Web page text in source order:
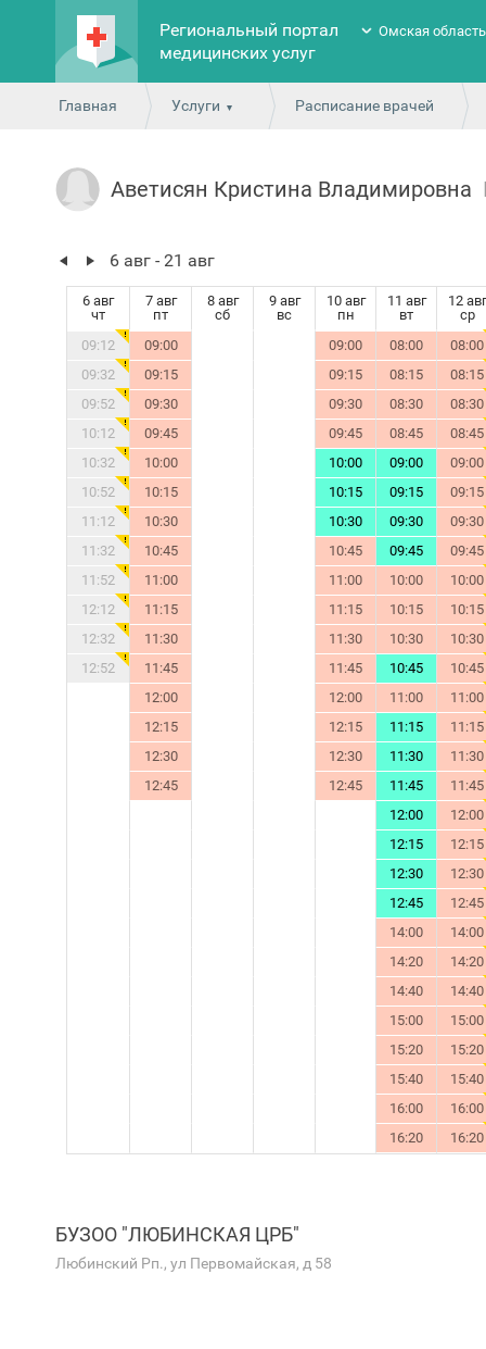
Региональный портал
медицинских услуг
Омская область
Главная Услуги Расписание врачей
Аветисян Кристина Владимировна
6 авг - 21 авг
6 авг
чт
7 авг
пт
8 авг
сб
9 авг
вс
10 авг
пн
11 авг
вт
12 авг
ср
09:12
09:00 09:00 08:00
08:00
09:32
09:15 09:15 08:15
08:15
09:52
09:30 09:30 08:30
08:30
10:12
09:45 09:45 08:45
08:45
10:32
10:00 10:00 09:00
09:00
10:52
10:15 10:15 09:15
09:15
11:12
10:30 10:30 09:30
09:30
11:32
10:45 10:45 09:45
09:45
11:52
11:00 11:00 10:00
10:00
12:12
11:15 11:15 10:15
10:15
12:32
11:30 11:30 10:30
10:30
12:52
11:45 11:45 10:45
10:45
12:00
12:00 11:00
11:00
12:15
12:15 11:15
11:15
12:30
12:30 11:30
11:30
12:45
12:45 11:45
11:45
12:00
12:00
12:15
12:15
12:30
12:30
12:45
12:45
14:00
14:00
14:20
14:20
14:40
14:40
15:00
15:00
15:20
15:20
15:40
15:40
16:00
16:00
16:20
16:20
БУЗОО "ЛЮБИНСКАЯ ЦРБ"
Любинский Рп., ул Первомайская, д 58